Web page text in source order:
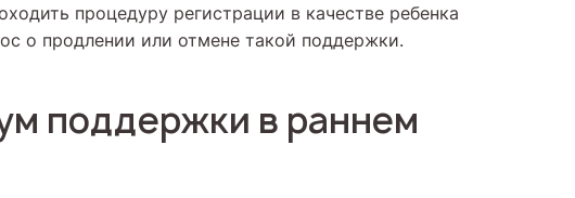
процедуру регистрации в качестве ребенка
о продлении или отмене такой поддержки.
поддержки в раннем